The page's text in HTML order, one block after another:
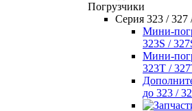
Погрузчики
Серия 323 / 327
Мини-
323S /
Мини-
323T /
до 323 /